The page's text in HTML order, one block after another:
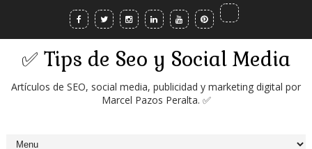
✅ Tips de Seo y Social Media
Artículos de SEO, social media, publicidad y marketing digital por
Marcel Pazos Peralta. ✅